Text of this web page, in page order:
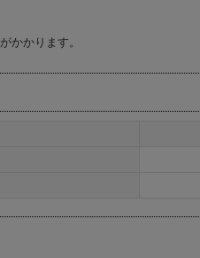
がかかります。